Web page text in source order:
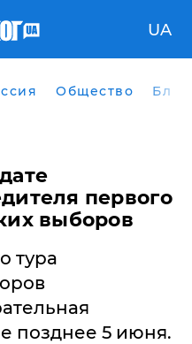
UA
Общество
первого
выборов
тура
позднее 5 июня.